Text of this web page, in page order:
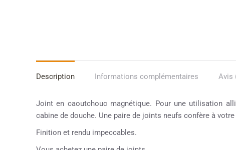
Description Informations complémentaires Avis
Joint en caoutchouc magnétique. Pour une utilisation
cabine de douche. Une paire de joints neufs confère à
Finition et rendu impeccables.